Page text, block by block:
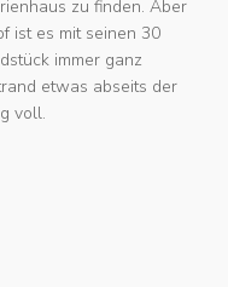
zu finden. Aber
ist es mit seinen 30
immer ganz
etwas abseits der
voll.